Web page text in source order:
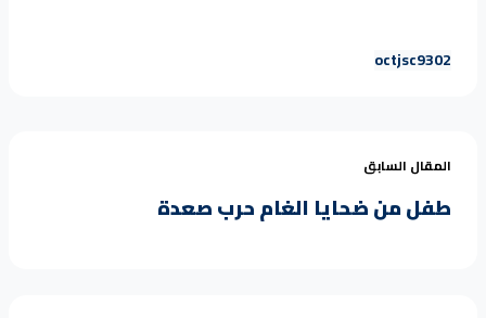
02
93
jsc
oct
المقال السابق
طفل من ضحايا الغام حرب صعدة